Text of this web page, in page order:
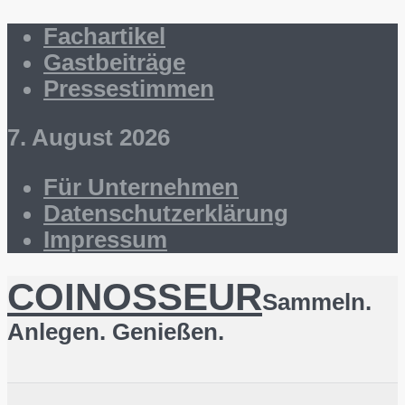
Fachartikel
Gastbeiträge
Pressestimmen
7. August 2026
Für Unternehmen
Datenschutzerklärung
Impressum
COINOSSEURSammeln.
Anlegen. Genießen.